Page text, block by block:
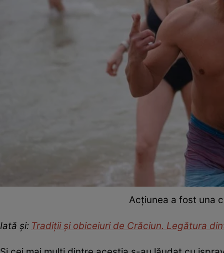
Acțiunea a fost una
Iată și: Tradiţii şi obiceiuri de Crăciun. Legătura